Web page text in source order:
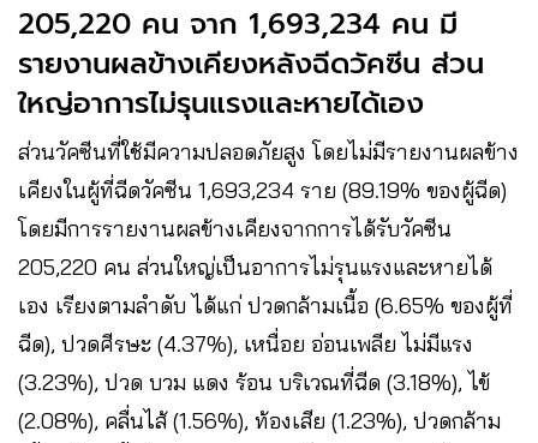
205,220 คน จาก 1,693,234 คน มี
รายงานผลข้างเคียงหลังฉีดวัคซีน ส่วน
ใหญ่อาการไม่รุนแรงและหายได้เอง
ส่วนวัคซีนที่ใช้มีความปลอดภัยสูง โดยไม่มีรายงานผลข้าง
เคียงในผู้ที่ฉีดวัคซีน 1,693,234 ราย (89.19% ของผู้ฉีด)
โดยมีการรายงานผลข้างเคียงจากการได้รับวัคซีน
205,220 คน ส่วนใหญ่เป็นอาการไม่รุนแรงและหายได้
เอง เรียงตามลำดับ ได้แก่ ปวดกล้ามเนื้อ (6.65% ของผู้ที่
ฉีด), ปวดศีรษะ (4.37%), เหนื่อย อ่อนเพลีย ไม่มีแรง
(3.23%), ปวด บวม แดง ร้อน บริเวณที่ฉีด (3.18%), ไข้
(2.08%), คลื่นไส้ (1.56%), ท้องเสีย (1.23%), ปวดกล้าม